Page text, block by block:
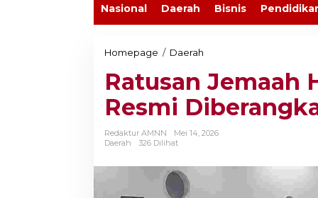
Nasional Daerah Bisnis
Homepage / Daerah
u
s
a
n
m
Ratusan Jemaah
Resmi
Redaktur AMNN
Mei 14, 2026
Daerah
326 Dilihat